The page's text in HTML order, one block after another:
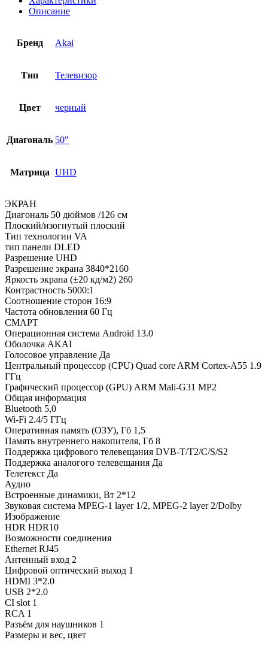
Описание
Бренд Akai
Тип Телевизор
Цвет черный
Диагональ 50"
Матрица UHD
ЭКРАН
Диагональ 50 дюймов /126 см
Плоский/изогнутый плоский
Тип технологии VA
тип панели DLED
Разрешение UHD
Разрешение экрана 3840*2160
Яркость экрана (±20 кд/м2) 260
Контрастность 5000:1
Соотношение сторон 16:9
Частота обновления 60 Гц
СМАРТ
Операционная система Android 13.0
Оболочка AKAI
Голосовое управление Да
Центральный процессор (CPU) Quad core ARM Cortex-A55 1.9
ГГц
Графический процессор (GPU) ARM Mali-G31 MP2
Общая информация
Bluetooth 5,0
Wi-Fi 2.4/5 ГГц
Оперативная память (ОЗУ), Гб 1,5
Память внутреннего накопителя, Гб 8
Поддержка цифрового телевещания DVB-T/T2/C/S/S2
Поддержка аналогого телевещания Да
Телетекст Да
Аудио
Встроенные динамики, Вт 2*12
Звуковая система MPEG-1 layer 1/2, MPEG-2 layer 2/Dolby
Изображение
HDR HDR10
Возможности соединения
Ethernet RJ45
Антенный вход 2
Цифровой оптический выход 1
HDMI 3*2.0
USB 2*2.0
CI slot 1
RCA 1
Разъём для наушников 1
Размеры и вес, цвет